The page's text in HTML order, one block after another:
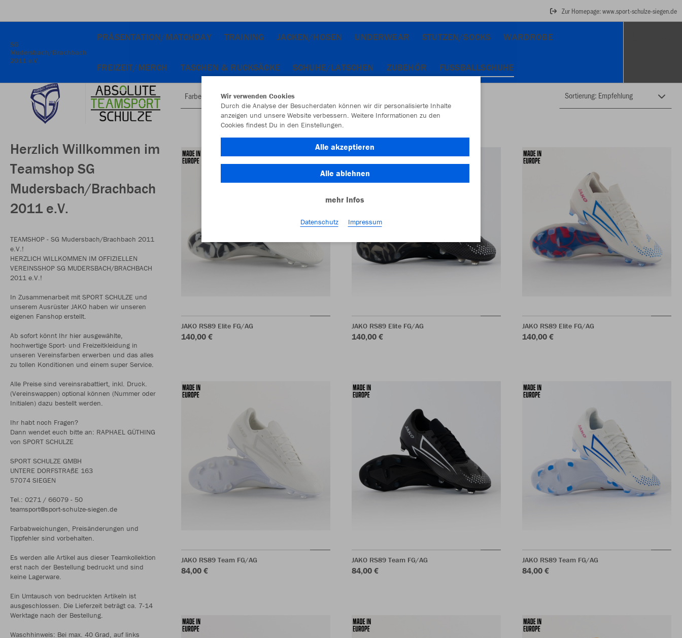
Zur Homepage: www.sport-schulze-siegen.de
SG
Mudersbach/Brachbach
2011 e.V.
PRÄSENTATION/MATCHDAY TRAINING JACKEN/HOSEN UNDERWEAR STUTZEN/SOCKS WARDROBE
FREIZEIT/MERCH TASCHEN & RUCKSÄCKE SCHUHE/LATSCHEN ZUBEHÖR FUSSBALLSCHUHE
Herzlich Willkommen im
Teamshop SG
Mudersbach/Brachbach
2011 e.V.
TEAMSHOP - SG Mudersbach/Brachbach 2011
e.V.!
HERZLICH WILLKOMMEN IM OFFIZIELLEN
VEREINSSHOP SG MUDERSBACH/BRACHBACH
2011 e.V.!
In Zusammenarbeit mit SPORT SCHULZE und
unserem Ausrüster JAKO haben wir unseren
eigenen Fanshop erstellt.
Ab sofort könnt Ihr hier ausgewählte,
hochwertige Sport- und Freizeitkleidung in
unseren Vereinsfarben erwerben und das alles
zu tollen Konditionen und einem super Service.
Alle Preise sind vereinsrabattiert, inkl. Druck.
(Vereinswappen) optional können (Nummer oder
Initialen) dazu bestellt werden.
Ihr habt noch Fragen?
Dann wendet euch bitte an: RAPHAEL GÜTHING
von SPORT SCHULZE
SPORT SCHULZE GMBH
UNTERE DORFSTRAßE 163
57074 SIEGEN
Tel.: 0271 / 66079 - 50
teamsport@sport-schulze-siegen.de
Farbabweichungen, Preisänderungen und
Tippfehler sind vorbehalten.
Es werden alle Artikel aus dieser Teamkollektion
erst nach der Bestellung bedruckt und sind
keine Lagerware.
Ein Umtausch von bedruckten Artikeln ist
ausgeschlossen. Die Lieferzeit beträgt ca. 7-14
Werktage nach der Bestellung.
Waschhinweis: Bei max. 40 Grad, auf links
Farbe
JAKO RS89 Elite FG/AG
140,00 €
JAKO RS89 Elite FG/AG
140,00 €
JAKO RS89 Elite FG/AG
140,00 €
JAKO RS89 Team FG/AG
84,00 €
JAKO RS89 Team FG/AG
84,00 €
JAKO RS89 Team FG/AG
84,00 €
Wir verwenden Cookies
Durch die Analyse der Besucherdaten können wir dir personalisierte Inhalte
anzeigen und unsere Website verbessern. Weitere Informationen zu den
Cookies findest Du in den Einstellungen.
Alle akzeptieren
Alle ablehnen
mehr Infos
Datenschutz Impressum